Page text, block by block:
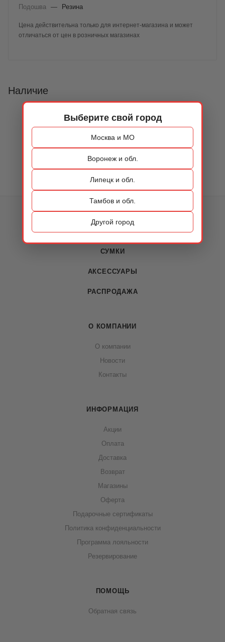
Выберите свой город
Москва и МО
Воронеж и обл.
Липецк и обл.
Тамбов и обл.
Другой город
Подошва
— Резина
Цена действительна только для интернет-магазина и может
отличаться от цен в розничных магазинах
Наличие
КАТАЛОГ
ОБУВЬ
СУМКИ
АКСЕССУАРЫ
РАСПРОДАЖА
О КОМПАНИИ
О компании
Новости
Контакты
ИНФОРМАЦИЯ
Акции
Оплата
Доставка
Возврат
Магазины
Оферта
Подарочные сертификаты
Политика конфиденциальности
Программа лояльности
Резервирование
ПОМОЩЬ
Обратная связь